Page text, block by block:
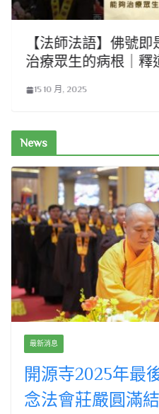
【法師法語】佛號
治療眾生的病根｜釋
15 10 月, 2025
News
最新消息
開源寺2025年最
念法會莊嚴圓滿